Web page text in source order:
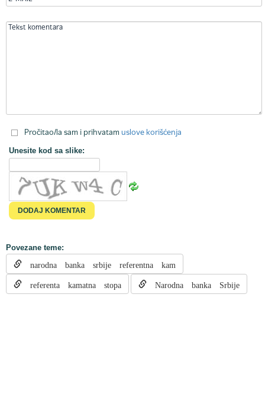
Pročitao/la sam i prihvatam uslove korišćenja
Unesite kod sa slike:
Povezane teme:
narodna banka srbije referentna kam
referenta kamatna stopa Narodna banka Srbije